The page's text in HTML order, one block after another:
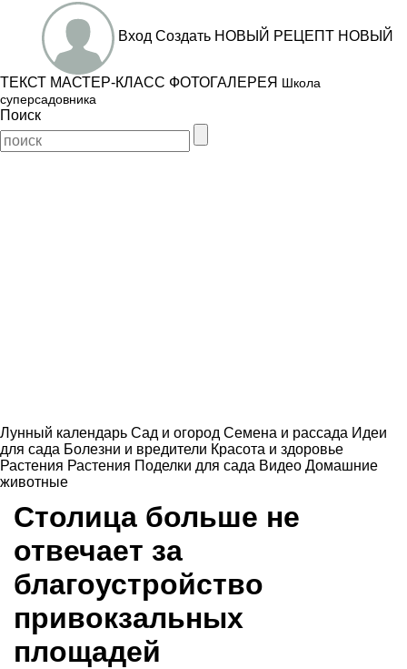
Вход Создать НОВЫЙ РЕЦЕПТ НОВЫЙ
ТЕКСТ МАСТЕР-КЛАСС ФОТОГАЛЕРЕЯ Школа
суперсадовника
Поиск
Лунный календарь Сад и огород Семена и рассада Идеи
для сада Болезни и вредители Красота и здоровье
Растения Растения Поделки для сада Видео Домашние
животные
Столица больше не
отвечает за
благоустройство
привокзальных
площадей